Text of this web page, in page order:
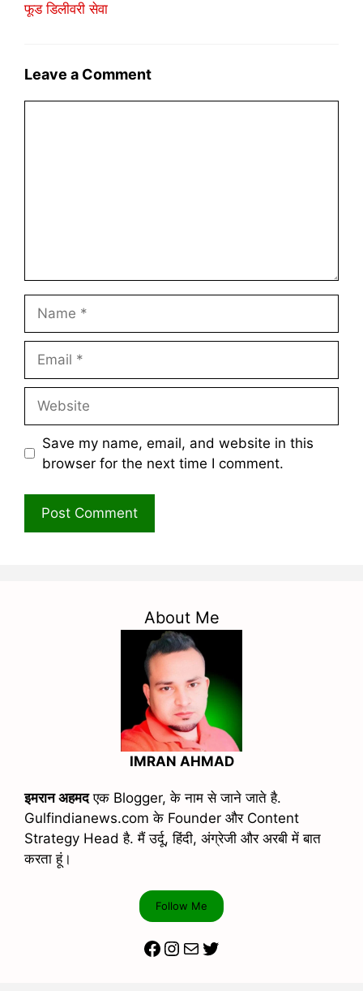
फूड डिलीवरी सेवा
Leave a Comment
Save my name, email, and website in this
browser for the next time I comment.
About Me
IMRAN AHMAD
इमरान अहमदएक Blogger, के नाम से जाने जाते है.
Gulfindianews.com के Founder और Content
Strategy Head है. मैं उर्दू, हिंदी, अंग्रेजी और अरबी में बात
करता हूं।
Follow Me
Facebook
Instagram
MailTwitter